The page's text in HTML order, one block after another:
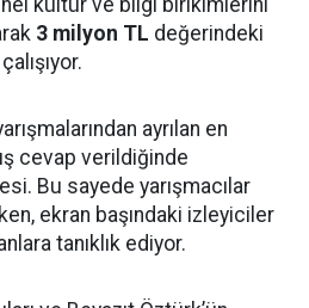
kültür ve bilgi birikimlerini
3 milyon TL değerindeki
ayrılan en
cevap verildiğinde
Bu sayede yarışmacılar
ekran başındaki izleyiciler
tanıklık ediyor.